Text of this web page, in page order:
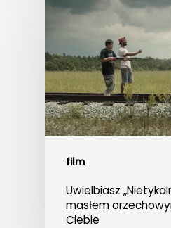
film
Uwielbiasz
masłem
Ciebie